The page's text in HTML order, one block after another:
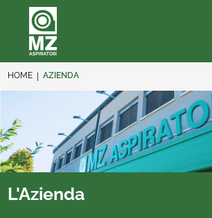
HOME AZIENDA
L'Azienda